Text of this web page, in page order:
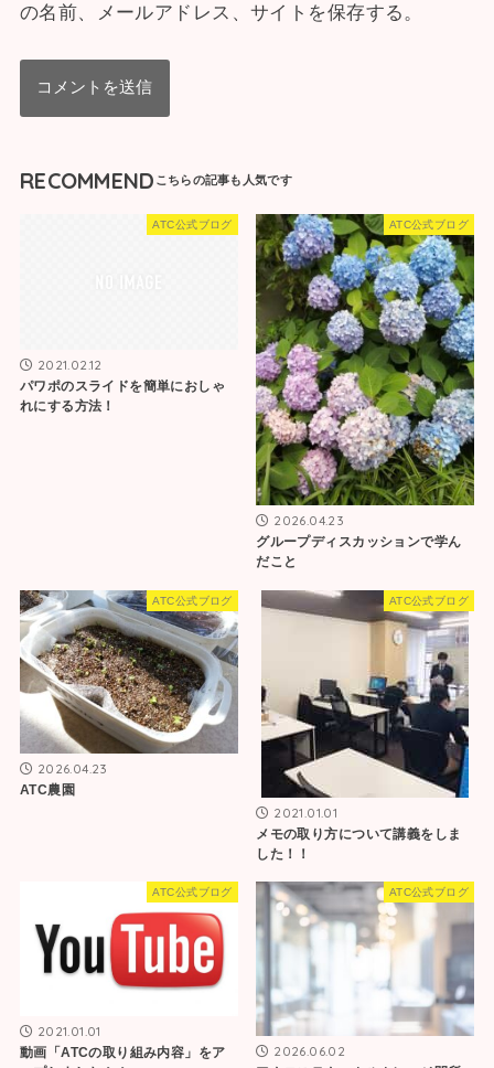
の名前、メールアドレス、サイトを保存する。
RECOMMEND
ATC公式ブログ
2021.02.12
パワポのスライドを簡単におしゃ
れにする方法！
ATC公式ブログ
2026.04.23
グループディスカッションで学ん
だこと
ATC公式ブログ
2026.04.23
ATC農園
ATC公式ブログ
2021.01.01
メモの取り方について講義をしま
した！！
ATC公式ブログ
2021.01.01
動画「ATCの取り組み内容」をア
ATC公式ブログ
2026.06.02